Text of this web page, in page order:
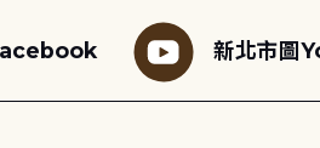
新北市圖